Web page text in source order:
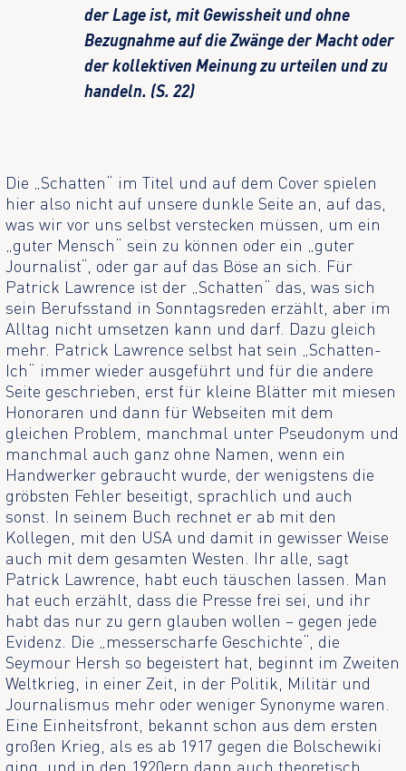
der Lage ist, mit Gewissheit und ohne
Bezugnahme auf die Zwänge der Macht oder
der kollektiven Meinung zu urteilen und zu
handeln. (S. 22)
Die „Schatten“ im Titel und auf dem Cover spielen
hier also nicht auf unsere dunkle Seite an, auf das,
was wir vor uns selbst verstecken müssen, um ein
„guter Mensch“ sein zu können oder ein „guter
Journalist“, oder gar auf das Böse an sich. Für
Patrick Lawrence ist der „Schatten“ das, was sich
sein Berufsstand in Sonntagsreden erzählt, aber im
Alltag nicht umsetzen kann und darf. Dazu gleich
mehr. Patrick Lawrence selbst hat sein „Schatten-
Ich“ immer wieder ausgeführt und für die andere
Seite geschrieben, erst für kleine Blätter mit miesen
Honoraren und dann für Webseiten mit dem
gleichen Problem, manchmal unter Pseudonym und
manchmal auch ganz ohne Namen, wenn ein
Handwerker gebraucht wurde, der wenigstens die
gröbsten Fehler beseitigt, sprachlich und auch
sonst. In seinem Buch rechnet er ab mit den
Kollegen, mit den USA und damit in gewisser Weise
auch mit dem gesamten Westen. Ihr alle, sagt
Patrick Lawrence, habt euch täuschen lassen. Man
hat euch erzählt, dass die Presse frei sei, und ihr
habt das nur zu gern glauben wollen – gegen jede
Evidenz. Die „messerscharfe Geschichte“, die
Seymour Hersh so begeistert hat, beginnt im Zweiten
Weltkrieg, in einer Zeit, in der Politik, Militär und
Journalismus mehr oder weniger Synonyme waren.
Eine Einheitsfront, bekannt schon aus dem ersten
großen Krieg, als es ab 1917 gegen die Bolschewiki
ging, und in den 1920ern dann auch theoretisch